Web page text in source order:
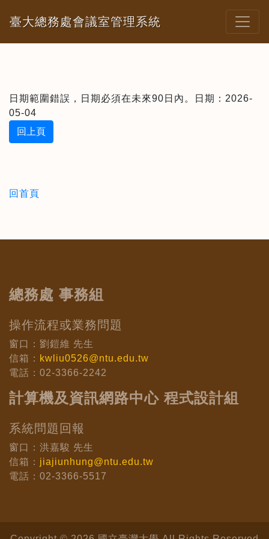
臺大總務處會議室管理系統
日期範圍錯誤，日期必須在未來90日內。日期：2026-
05-04
回上頁
回首頁
總務處 事務組
操作流程或業務問題
窗口：劉鎧維 先生
信箱： kwliu0526@ntu.edu.tw
電話：02-3366-2242
計算機及資訊網路中心 程式設計組
系統問題回報
窗口：洪嘉駿 先生
信箱： jiajiunhung@ntu.edu.tw
電話：02-3366-5517